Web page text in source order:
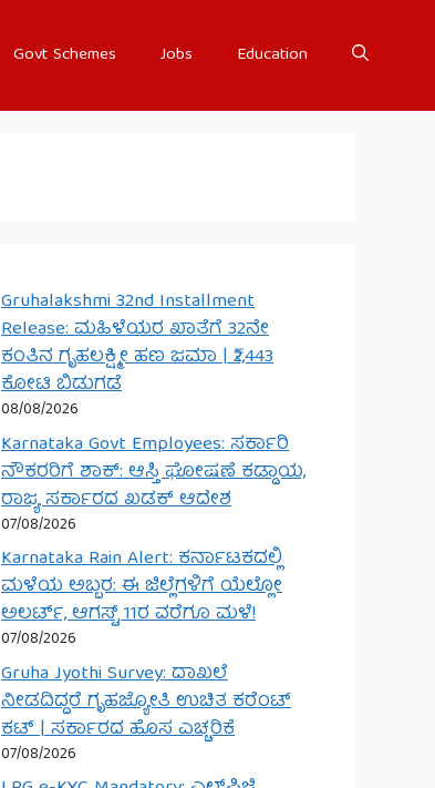
Govt Schemes Jobs Education
Gruhalakshmi 32nd Installment
Release: ಮಹಿಳೆಯರ ಖಾತೆಗೆ 32ನೇ
ಕಂತಿನ ಗೃಹಲಕ್ಷ್ಮೀ ಹಣ ಜಮಾ | ₹2,443
ಕೋಟಿ ಬಿಡುಗಡೆ
08/08/2026
Karnataka Govt Employees: ಸರ್ಕಾರಿ
ನೌಕರರಿಗೆ ಶಾಕ್: ಆಸ್ತಿ ಘೋಷಣೆ ಕಡ್ಡಾಯ,
ರಾಜ್ಯ ಸರ್ಕಾರದ ಖಡಕ್ ಆದೇಶ
07/08/2026
Karnataka Rain Alert: ಕರ್ನಾಟಕದಲ್ಲಿ
ಮಳೆಯ ಅಬ್ಬರ: ಈ ಜಿಲ್ಲೆಗಳಿಗೆ ಯೆಲ್ಲೋ
ಅಲರ್ಟ್, ಆಗಸ್ಟ್ 11ರ ವರೆಗೂ ಮಳೆ!
07/08/2026
Gruha Jyothi Survey: ದಾಖಲೆ
ನೀಡದಿದ್ದರೆ ಗೃಹಜ್ಯೋತಿ ಉಚಿತ ಕರೆಂಟ್
ಕಟ್ | ಸರ್ಕಾರದ ಹೊಸ ಎಚ್ಚರಿಕೆ
07/08/2026